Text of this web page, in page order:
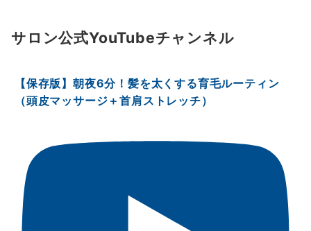
サロン公式YouTubeチャンネル
【保存版】朝夜6分！髪を太くする育毛ルーティン
（頭皮マッサージ＋首肩ストレッチ）